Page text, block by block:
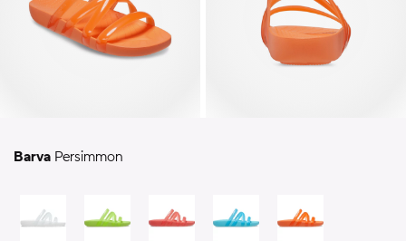
Barva Persimmon